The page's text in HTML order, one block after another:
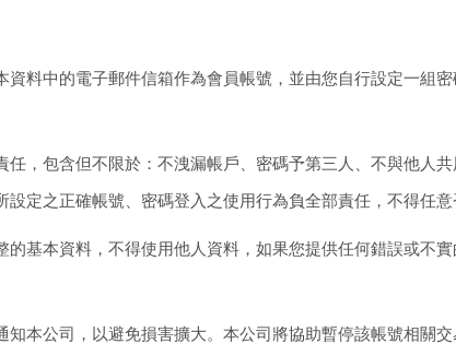
料中的電子郵件信箱作為會員帳號，並由您自行設定一組
，包含但不限於：不洩漏帳戶、密碼予第三人、不與他人
定之正確帳號、密碼登入之使用行為負全部責任，不得任意
基本資料，不得使用他人資料，如果您提供任何錯誤或不
本公司，以避免損害擴大。本公司將協助暫停該帳號相關